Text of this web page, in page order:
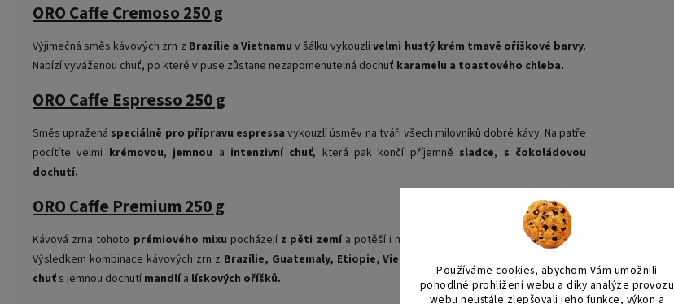
Používáme cookies, abychom Vám umožnili
pohodlné prohlížení webu a díky analýze provozu
webu neustále zlepšovali jeho funkce, výkon a
ORO Caffe Cremoso 250 g
Výjimečná směs kávových zrn z Brazílie a Vietnamu v šálku vykouzlívelmi hustý krém tmavě oříškové barvy.
Nabízí vyváženou chuť, po které v puse zůstane nezapomenutelná dochuť karamelu a toastového chleba.
ORO Caffe Espresso 250 g
Směs upražená speciálně pro přípravu espressa vykouzlí úsměv na tváři všech milovníků dobré kávy. Na patře
pocítíte velmi krémovou,jemnou a intenzivní chuť, která pak končí příjemně sladce, s čokoládovou
dochutí.
ORO Caffe Premium 250 g
Kávová zrna tohoto prémiového mixu pocházejí z pěti zemía potěší i náročné milovníky kvalitního espressa.
Výsledkem kombinace kávových zrn z Brazílie, Guatemaly, Etiopie, Vietnamu a Indie
chuť s jemnou dochutí mandlía lískových oříšků.